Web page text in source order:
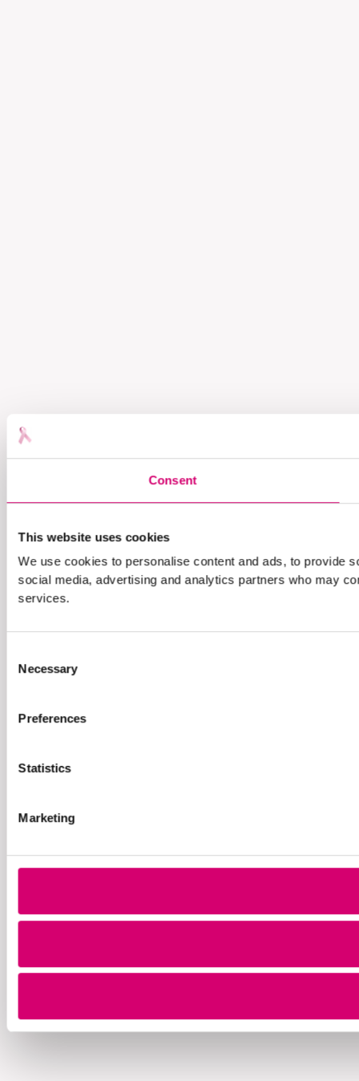
Consent
This website uses cookies
We use cookies to personalise content and ads, to provide
social media, advertising and analytics partners who may
services.
Selection
Necessary
Preferences
Statistics
Marketing